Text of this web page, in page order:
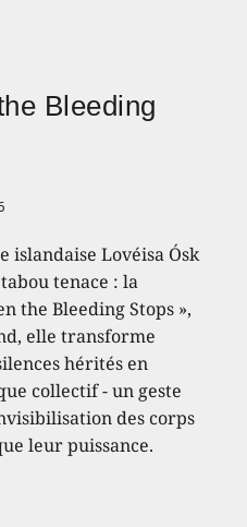
Bleeding
islandaise Lovéisa Ósk
tenace : la
the Bleeding Stops »,
elle transforme
hérités en
collectif - un geste
des corps
leur puissance.